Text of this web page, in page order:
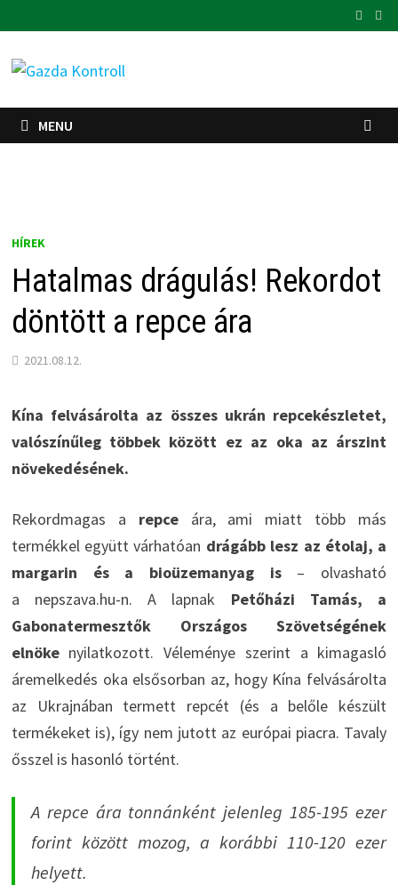
to
content
MENU
HÍREK
Hatalmas drágulás! Rekordot
döntött a repce ára
2021.08.12.
Kína felvásárolta az összes ukrán repcekészletet,
valószínűleg többek között ez az oka az árszint
növekedésének.
Rekordmagas a repce ára, ami miatt több más
termékkel együtt várhatóan drágább lesz az étolaj, a
margarin és a bioüzemanyag is– olvasható
a nepszava.hu-n. A lapnak Petőházi Tamás, a
Gabonatermesztők Országos Szövetségének
elnökenyilatkozott. Véleménye szerint a kimagasló
áremelkedés oka elsősorban az, hogy Kína felvásárolta
az Ukrajnában termett repcét (és a belőle készült
termékeket is), így nem jutott az európai piacra. Tavaly
ősszel is hasonló történt.
A repce ára tonnánként jelenleg 185-195 ezer
forint között mozog, a korábbi 110-120 ezer
helyett.